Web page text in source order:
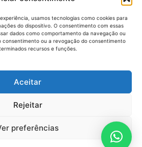
usamos tecnologias como cookies para
do dispositivo. O consentimento com essas
dados como comportamento da navegação ou
consentimento ou a revogação do consentimento
recursos e funções.
Aceitar
Rejeitar
preferências
Federais de Controle Externo -
AUDITAR
Federal Sul (SAF/Sul), Qd. 04, Lt. 01
Edifício Anexo II
de uso